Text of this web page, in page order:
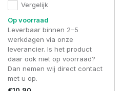
Vergelijk
Op voorraad
Leverbaar binnen 2–5
werkdagen via onze
leverancier. Is het product
daar ook niet op voorraad?
Dan nemen wij direct contact
met u op.